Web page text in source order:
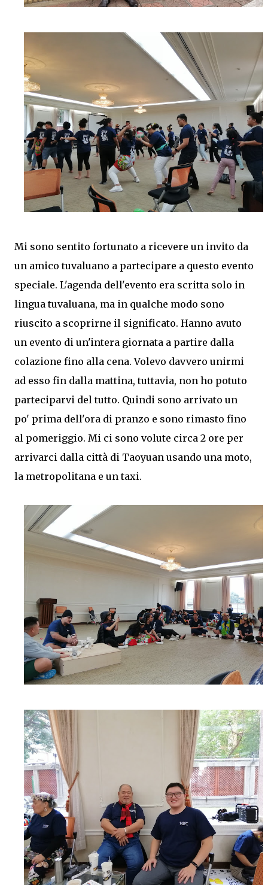
Mi sono sentito fortunato a ricevere un invito da
un amico tuvaluano a partecipare a questo evento
speciale. L'agenda dell'evento era scritta solo in
lingua tuvaluana, ma in qualche modo sono
riuscito a scoprirne il significato. Hanno avuto
un evento di un'intera giornata a partire dalla
colazione fino alla cena. Volevo davvero unirmi
ad esso fin dalla mattina, tuttavia, non ho potuto
parteciparvi del tutto. Quindi sono arrivato un
po' prima dell'ora di pranzo e sono rimasto fino
al pomeriggio. Mi ci sono volute circa 2 ore per
arrivarci dalla città di Taoyuan usando una moto,
la metropolitana e un taxi.